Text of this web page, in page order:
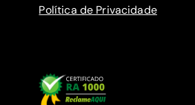
Política de Privacidade